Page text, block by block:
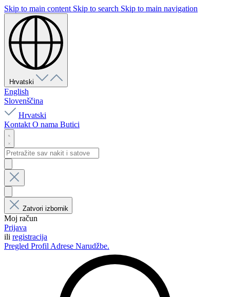
Skip to main content Skip to search Skip to main navigation
Hrvatski
English
Slovenščina
Hrvatski
Kontakt O nama Butici
Zatvori izbornik
Moj račun
Prijava
ili registracija
Pregled Profil Adrese Narudžbe.